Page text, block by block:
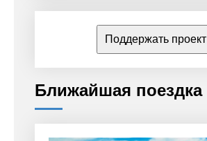
Поддержать проект
Ближайшая поездка